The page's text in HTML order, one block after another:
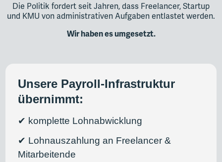
Die Politik fordert seit Jahren, dass Freelancer, Startup
und KMU von administrativen Aufgaben entlastet werden.
Wir haben es umgesetzt.
Unsere Payroll-Infrastruktur
übernimmt:
✔ komplette Lohnabwicklung
✔ Lohnauszahlung an Freelancer &
Mitarbeitende